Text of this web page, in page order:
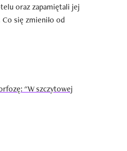
oraz zapamiętali jej
się zmieniło od
"W szczytowej